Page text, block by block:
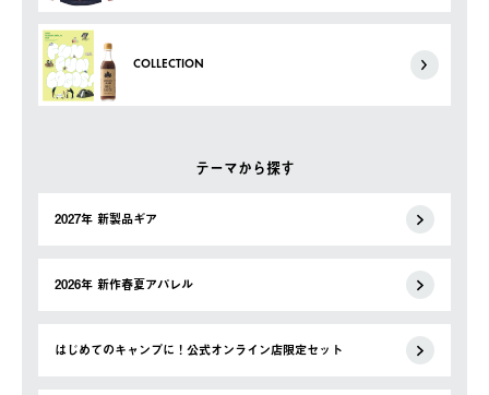
COLLECTION
テーマから探す
2027年 新製品ギア
2026年 新作春夏アパレル
はじめてのキャンプに！公式オンライン店限定セット